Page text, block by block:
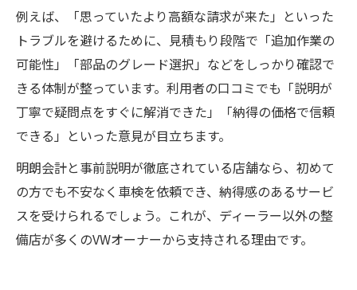
例えば、「思っていたより高額な請求が来た」といった
トラブルを避けるために、見積もり段階で「追加作業の
可能性」「部品のグレード選択」などをしっかり確認で
きる体制が整っています。利用者の口コミでも「説明が
丁寧で疑問点をすぐに解消できた」「納得の価格で信頼
できる」といった意見が目立ちます。
明朗会計と事前説明が徹底されている店舗なら、初めて
の方でも不安なく車検を依頼でき、納得感のあるサービ
スを受けられるでしょう。これが、ディーラー以外の整
備店が多くのVWオーナーから支持される理由です。